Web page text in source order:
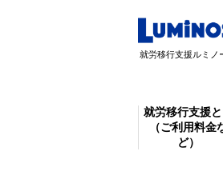
就労移行支援ルミノ
就労移行支援
（ご利用料金
ど）